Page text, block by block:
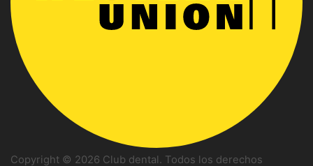
Copyright © 2026 Club dental. Todos los derechos